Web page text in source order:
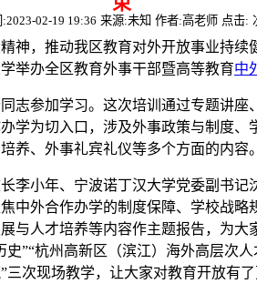
:2023-02-19 19:36 来源:未知 作者:高老师 点击:
神，推动我区教育对外开放事业持续
举办全区教育外事干部暨高等教育中
志参加学习。这次培训通过专题讲座
学为切入口，涉及外事政策与制度、
养、外事礼宾礼仪等多个方面的内容。
李小年、宁波诺丁汉大学党委副书记
中外合作办学的制度保障、学校战略
与人才培养等内容作主题报告，为大
”“杭州高新区（滨江）海外高层次
次现场教学，让大家对教育开放有了